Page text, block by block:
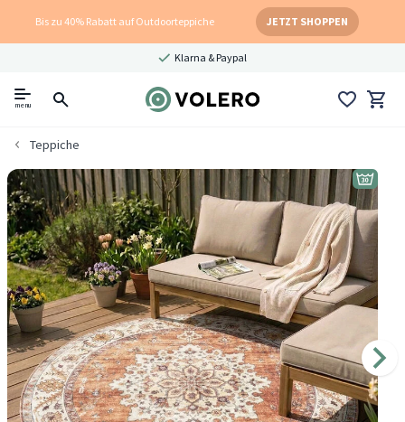
Bis zu 40% Rabatt auf Outdoorteppiche JETZT SHOPPEN
Klarna & Paypal
menu
Teppiche